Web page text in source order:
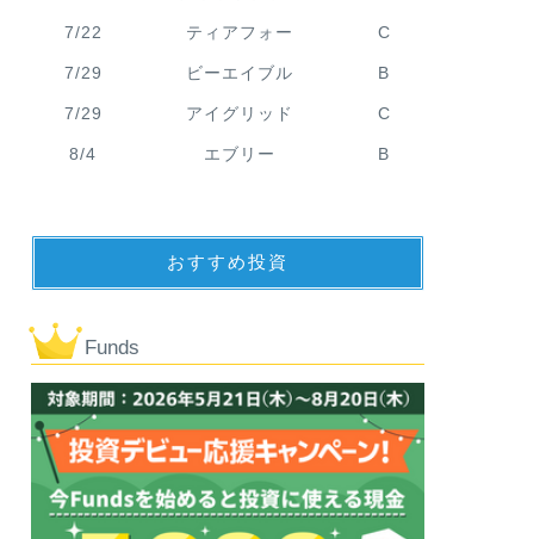
7/22 ティアフォー C
7/29 ビーエイブル B
7/29 アイグリッド C
8/4 エブリー B
おすすめ投資
Funds